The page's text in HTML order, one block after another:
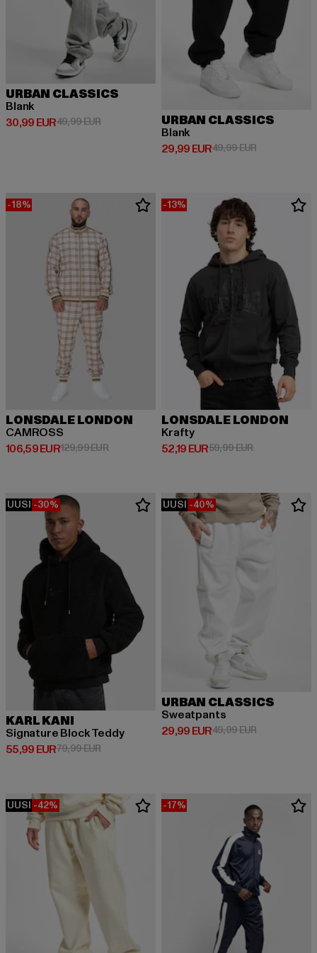
URBAN CLASSICS
Blank
30,99 EUR
Ajankohtainen hinta: 30,99 EUR
49,99 EURKampanjahinta: 49,99 EURURBAN CLASSICS
Blank
29,99 EUR
Ajankohtainen hinta: 29,99 EUR
49,99 EUR
-18%
LONSDALE LONDON
CAMROSS
106,59 EUR
Ajankohtainen hinta: 106,59 EUR
129,99 EURKampanjahinta: 129,99 EUR
-13%
LONSDALE LONDON
Krafty
52,19 EUR
Ajankohtainen hinta: 52,19 EUR
59,99 EUR
UUSI -30%
KARL KANI
Signature Block Teddy
55,99 EUR
Ajankohtainen hinta: 55,99 EUR
79,99 EURKampanjahinta: 79,99 EUR
UUSI -40%
URBAN CLASSICS
Sweatpants
29,99 EUR
Ajankohtainen hinta: 29,99 EUR
49,99 EUR
UUSI -42% -17%